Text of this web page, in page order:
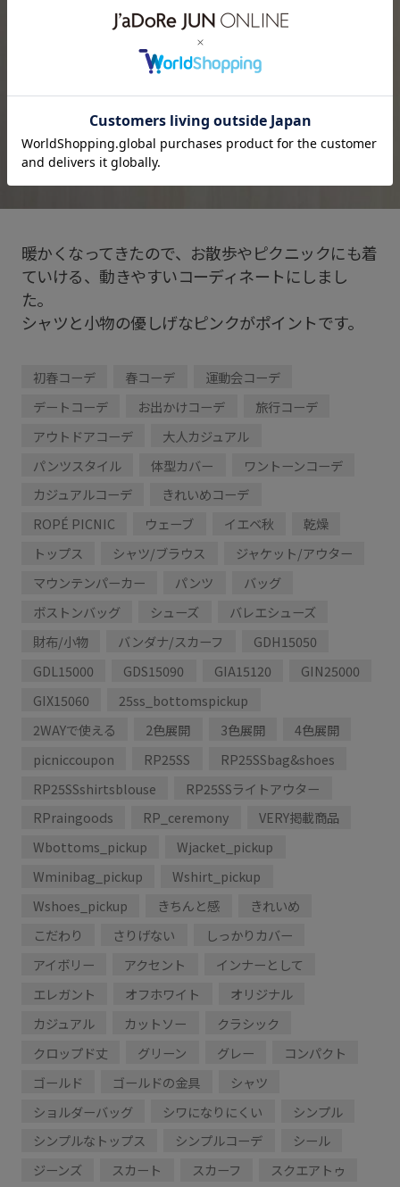
暖かくなってきたので、お散歩やピクニックにも着
ていける、動きやすいコーディネートにしまし
た。
シャツと小物の優しげなピンクがポイントです。
初春コーデ 春コーデ
運動会コーデ
デートコーデ
お出かけコーデ
旅行コーデ
アウトドアコーデ
大人カジュアル
パンツスタイル
体型カバー
ワントーンコーデ
カジュアルコーデ
きれいめコーデ
ROPÉ PICNIC
ウェーブ イエベ秋
乾燥
トップス
シャツ/ブラウス
ジャケット/アウター
マウンテンパーカー
パンツ
バッグ
ボストンバッグ
シューズ
バレエシューズ
財布/小物
バンダナ/スカーフ
GDH15050
GDL15000
GDS15090 GIA15120
GIN25000
GIX15060
25ss_bottomspickup
2WAYで使える
2色展開 3色展開
4色展開
picniccoupon
RP25SS
RP25SSbag&shoes
RP25SSshirtsblouse
RP25SSライトアウター
RPraingoods
RP_ceremony
VERY掲載商品
Wbottoms_pickup
Wjacket_pickup
Wminibag_pickup
Wshirt_pickup
Wshoes_pickup
きちんと感
きれいめ
こだわり
さりげない
しっかりカバー
アイボリー
アクセント
インナーとして
エレガント
オフホワイト
オリジナル
カジュアル
カットソー
クラシック
クロップド丈
グリーン グレー
コンパクト
ゴールド
ゴールドの金具
シャツ
ショルダーバッグ
シワになりにくい
シンプル
シンプルなトップス
シンプルコーデ
シール
ジーンズ
スカート スカーフ スクエアトゥ